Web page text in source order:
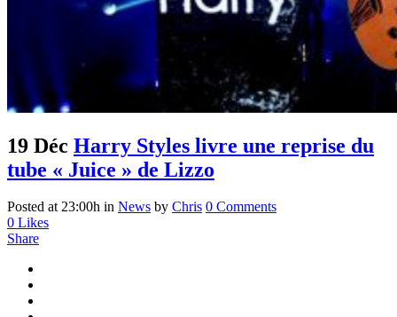
19 Déc Harry Styles livre une reprise du
tube « Juice » de Lizzo
Posted at 23:00h in News by Chris 0 Comments
0 Likes
Share